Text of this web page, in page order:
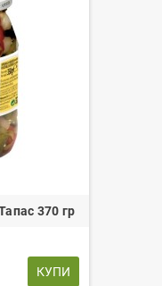
370 гр
КУПИ